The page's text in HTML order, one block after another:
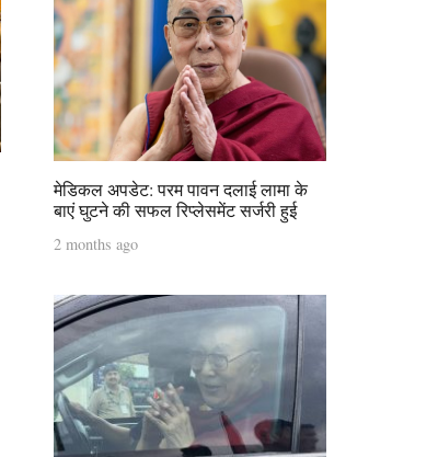
मेडिकल अपडेट: परम पावन दलाई लामा के
बाएं घुटने की सफल रिप्लेसमेंट सर्जरी हुई
2 months ago